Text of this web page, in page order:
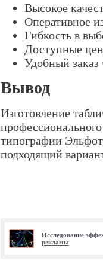
Высокое
Оперативное
Гибкость в
Доступные
Удобный заказ
Вывод
Изготовление
типографии
подходящий
Исследование
рекламы